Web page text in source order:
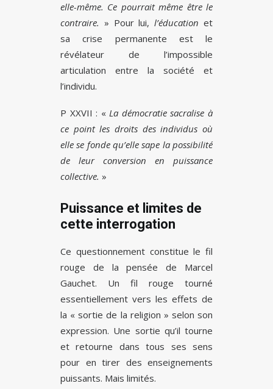
elle-même. Ce pourrait même être le
contraire. » Pour lui,l’éducationet
sa crise permanente est le
révélateur de l’impossible
articulation entre la société et
l’individu.
P XXVII : «La démocratie sacralise à
ce point les droits des individus où
elle se fonde qu’elle sape la possibilité
de leur conversion en puissance
collective. »
Puissance et limites de
cette interrogation
Ce questionnement constitue le fil
rouge de la pensée de Marcel
Gauchet. Un fil rouge tourné
essentiellement vers les effets de
la « sortie de la religion » selon son
expression. Une sortie qu’il tourne
et retourne dans tous ses sens
pour en tirer des enseignements
puissants. Mais limités.